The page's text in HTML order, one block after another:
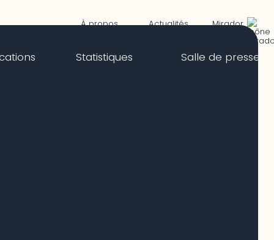
À propos Actualités Mirador
Statistiques Salle de presse